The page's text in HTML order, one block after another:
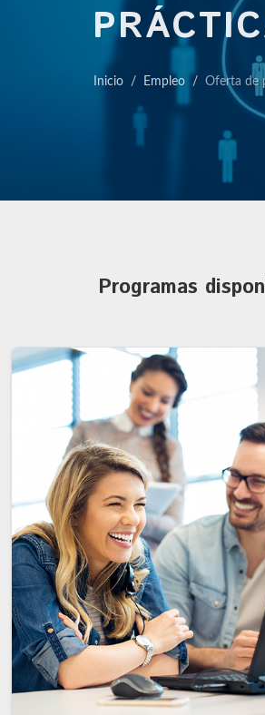
Inicio Empleo Oferta de
Programas